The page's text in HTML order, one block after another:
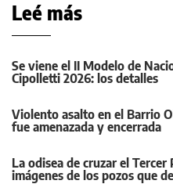
Leé más
Se viene el II Modelo de
Cipolletti 2026: los detalles
Violento asalto en el Barrio
fue amenazada y encerrada
La odisea de cruzar el
imágenes de los pozos que